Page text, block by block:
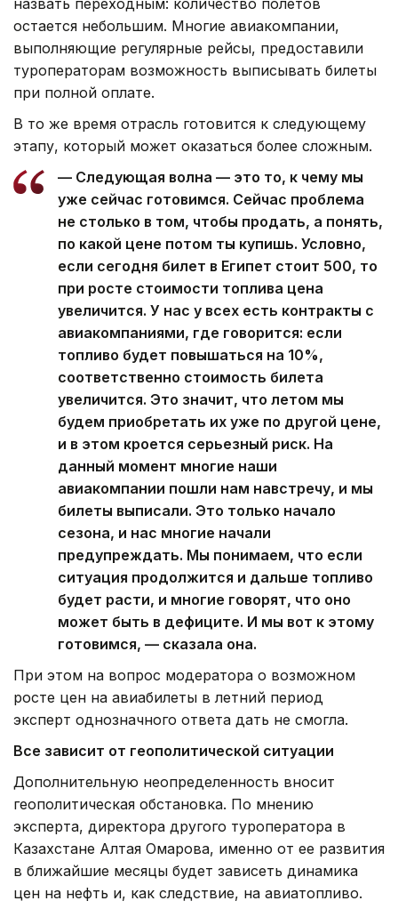
назвать переходным: количество полетов
остается небольшим. Многие авиакомпании,
выполняющие регулярные рейсы, предоставили
туроператорам возможность выписывать билеты
при полной оплате.
В то же время отрасль готовится к следующему
этапу, который может оказаться более сложным.
— Следующая волна — это то, к чему мы
уже сейчас готовимся. Сейчас проблема
не столько в том, чтобы продать, а понять,
по какой цене потом ты купишь. Условно,
если сегодня билет в Египет стоит 500, то
при росте стоимости топлива цена
увеличится. У нас у всех есть контракты с
авиакомпаниями, где говорится: если
топливо будет повышаться на 10%,
соответственно стоимость билета
увеличится. Это значит, что летом мы
будем приобретать их уже по другой цене,
и в этом кроется серьезный риск. На
данный момент многие наши
авиакомпании пошли нам навстречу, и мы
билеты выписали. Это только начало
сезона, и нас многие начали
предупреждать. Мы понимаем, что если
ситуация продолжится и дальше топливо
будет расти, и многие говорят, что оно
может быть в дефиците. И мы вот к этому
готовимся, — сказала она.
При этом на вопрос модератора о возможном
росте цен на авиабилеты в летний период
эксперт однозначного ответа дать не смогла.
Все зависит от геополитической ситуации
Дополнительную неопределенность вносит
геополитическая обстановка. По мнению
эксперта, директора другого туроператора в
Казахстане Алтая Омарова, именно от ее развития
в ближайшие месяцы будет зависеть динамика
цен на нефть и, как следствие, на авиатопливо.